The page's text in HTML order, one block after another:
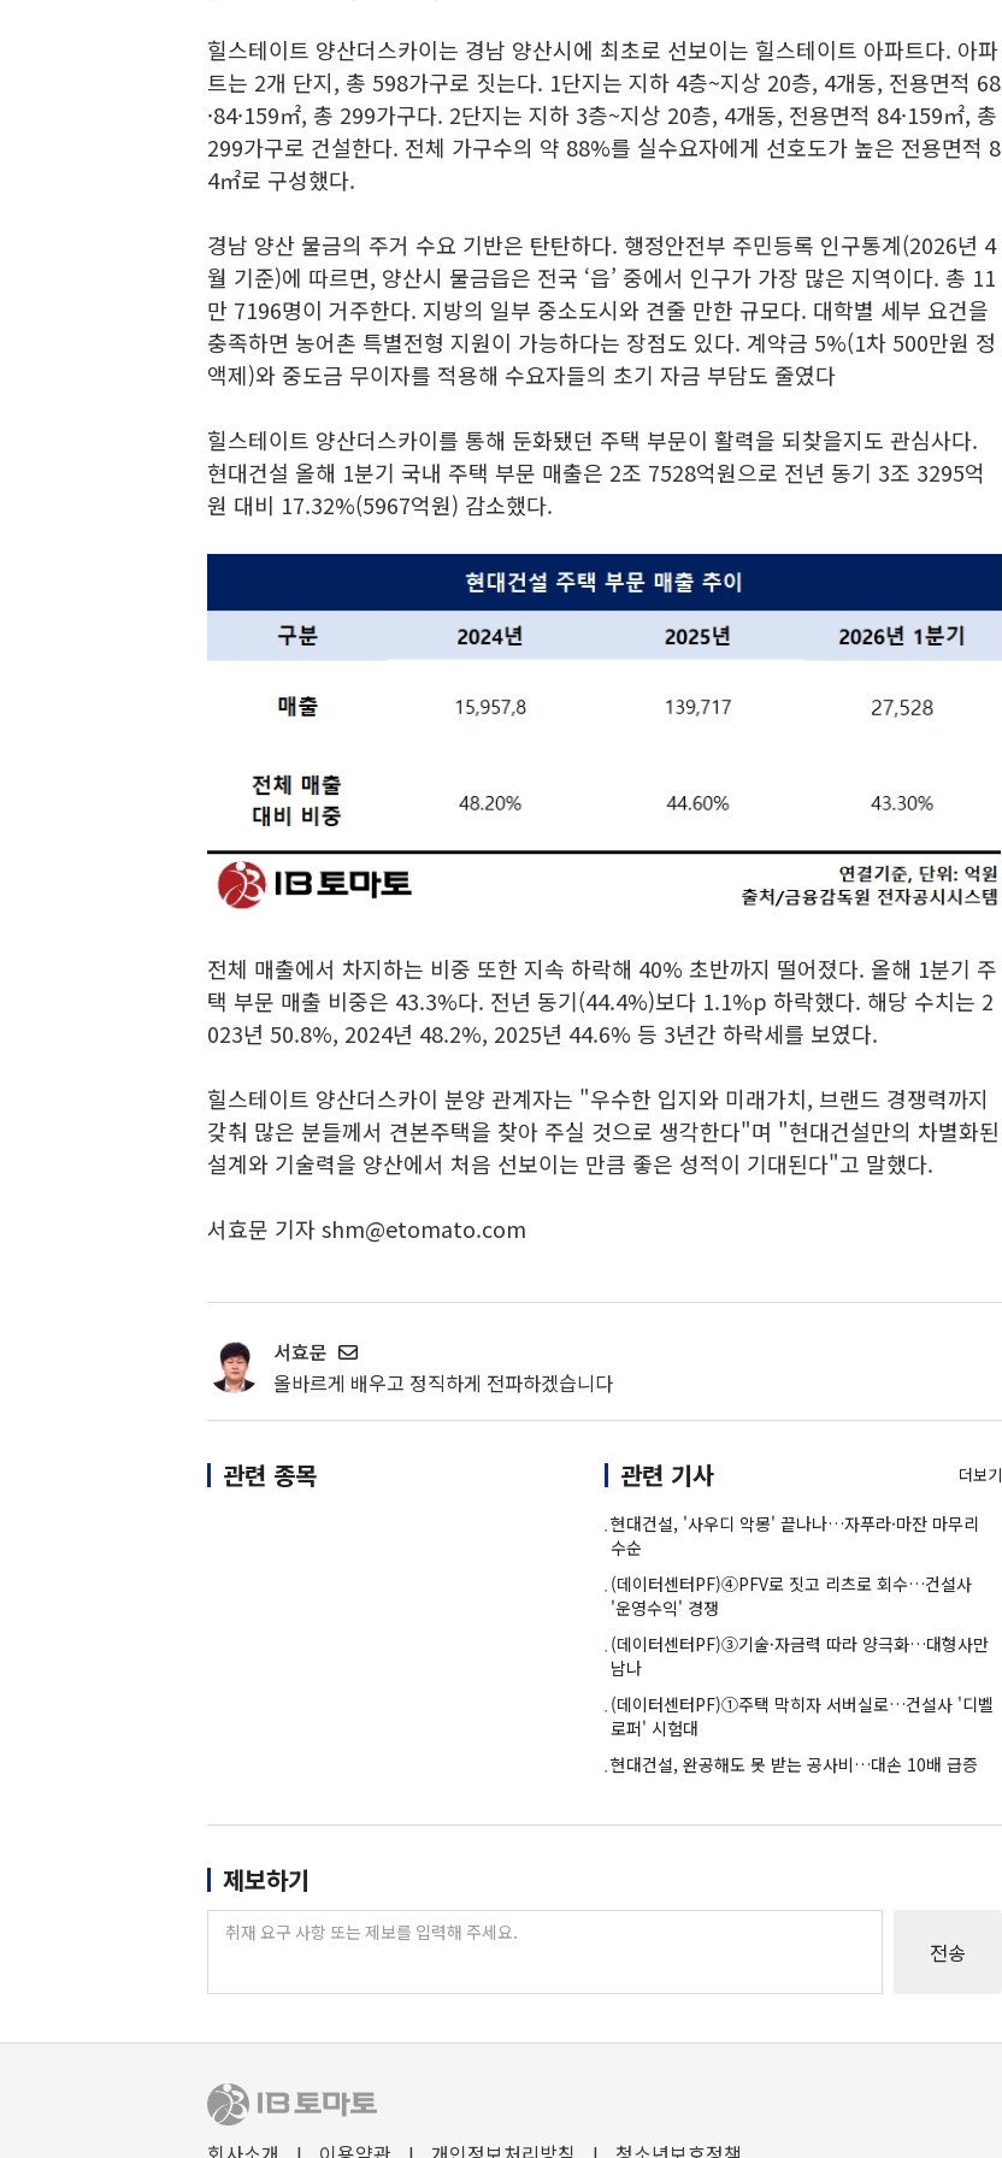
힐스테이트 양산더스카이는 경남 양산시에 최초로 선보이는 힐스테이트 아파트다. 아파
트는 2개 단지, 총 598가구로 짓는다. 1단지는 지하 4층~지상 20층, 4개동, 전용면적 68
·84·159㎡, 총 299가구다. 2단지는 지하 3층~지상 20층, 4개동, 전용면적 84·159㎡, 총
299가구로 건설한다. 전체 가구수의 약 88%를 실수요자에게 선호도가 높은 전용면적 8
4㎡로 구성했다.
경남 양산 물금의 주거 수요 기반은 탄탄하다. 행정안전부 주민등록 인구통계(2026년 4
월 기준)에 따르면, 양산시 물금읍은 전국 ‘읍’ 중에서 인구가 가장 많은 지역이다. 총 11
만 7196명이 거주한다. 지방의 일부 중소도시와 견줄 만한 규모다. 대학별 세부 요건을
충족하면 농어촌 특별전형 지원이 가능하다는 장점도 있다. 계약금 5%(1차 500만원 정
액제)와 중도금 무이자를 적용해 수요자들의 초기 자금 부담도 줄였다
힐스테이트 양산더스카이를 통해 둔화됐던 주택 부문이 활력을 되찾을지도 관심사다.
현대건설 올해 1분기 국내 주택 부문 매출은 2조 7528억원으로 전년 동기 3조 3295억
원 대비 17.32%(5967억원) 감소했다.
전체 매출에서 차지하는 비중 또한 지속 하락해 40% 초반까지 떨어졌다. 올해 1분기 주
택 부문 매출 비중은 43.3%다. 전년 동기(44.4%)보다 1.1%p 하락했다. 해당 수치는 2
023년 50.8%, 2024년 48.2%, 2025년 44.6% 등 3년간 하락세를 보였다.
힐스테이트 양산더스카이 분양 관계자는 "우수한 입지와 미래가치, 브랜드 경쟁력까지
갖춰 많은 분들께서 견본주택을 찾아 주실 것으로 생각한다"며 "현대건설만의 차별화된
설계와 기술력을 양산에서 처음 선보이는 만큼 좋은 성적이 기대된다"고 말했다.
서효문 기자 shm@etomato.com
서효문
올바르게 배우고 정직하게 전파하겠습니다
관련 종목 관련 기사 더보기
현대건설, '사우디 악몽' 끝나나…자푸라·마잔 마무리
수순
(데이터센터PF)④PFV로 짓고 리츠로 회수…건설사
'운영수익' 경쟁
(데이터센터PF)③기술·자금력 따라 양극화…대형사만
남나
(데이터센터PF)①주택 막히자 서버실로…건설사 '디벨
로퍼' 시험대
현대건설, 완공해도 못 받는 공사비…대손 10배 급증
제보하기